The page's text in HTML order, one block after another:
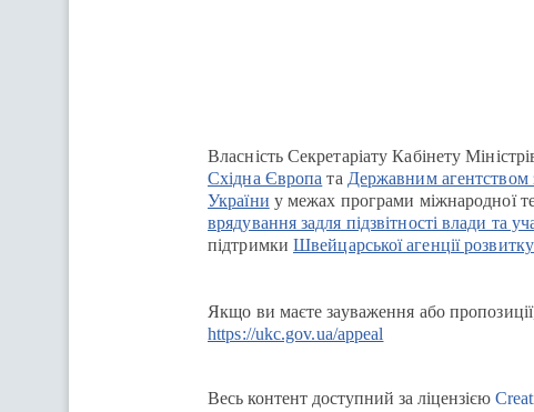
Власність Секретаріату Кабінету
Східна Європа та Державним агентством
України у межах програми міжнародної
врядування задля підзвітності влади та
підтримки Швейцарської агенції
Якщо ви маєте зауваження або
https://ukc.gov.ua/appeal
Весь контент доступний за ліцензією